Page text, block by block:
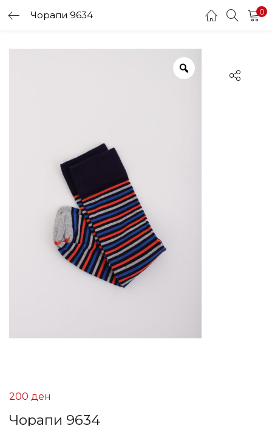
Чорапи 9634 0
Чорапи 9634
200 ден
LOGIN
Enter your username and password to login.
Login
Lost password?